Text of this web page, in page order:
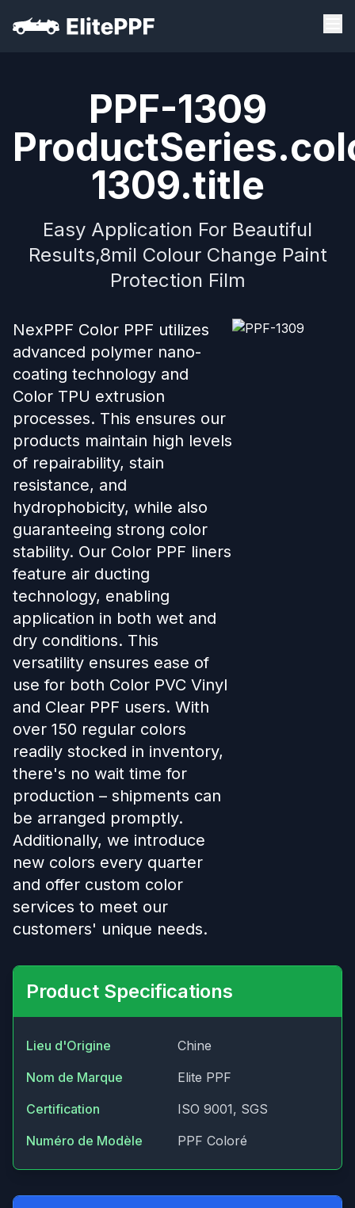
PPF-1309
1309.title
Easy Application For Beautiful
Results,8mil Colour Change Paint
Protection Film
NexPPF Color PPF utilizes
advanced polymer nano-
coating technology and
Color TPU extrusion
processes. This ensures our
products maintain high levels
of repairability, stain
resistance, and
hydrophobicity, while also
guaranteeing strong color
stability. Our Color PPF liners
feature air ducting
technology, enabling
application in both wet and
dry conditions. This
versatility ensures ease of
use for both Color PVC Vinyl
and Clear PPF users. With
over 150 regular colors
readily stocked in inventory,
there's no wait time for
production – shipments can
be arranged promptly.
Additionally, we introduce
new colors every quarter
and offer custom color
services to meet our
customers' unique needs.
Product Specifications
Lieu d'Origine
Chine
Nom de Marque
Elite PPF
Certification
ISO 9001, SGS
Numéro de Modèle
PPF Coloré